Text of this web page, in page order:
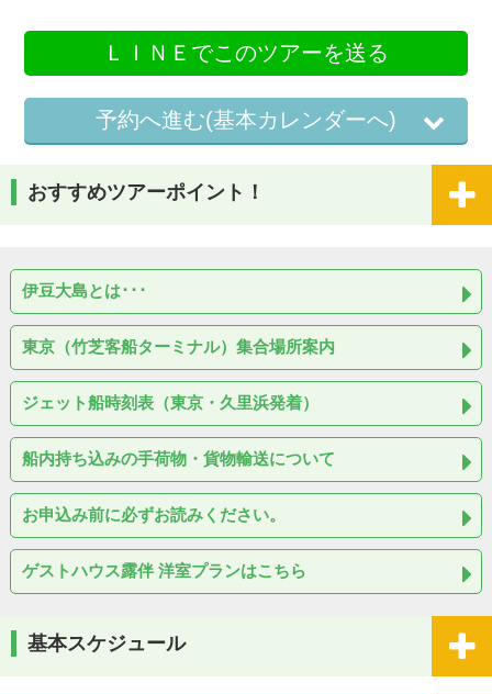
ＬＩＮＥでこのツアーを送る
予約へ進む(基本カレンダーへ)
おすすめツアーポイント！
伊豆大島とは･･･
東京（竹芝客船ターミナル）集合場所案内
ジェット船時刻表（東京・久里浜発着）
船内持ち込みの手荷物・貨物輸送について
お申込み前に必ずお読みください。
ゲストハウス露伴 洋室プランはこちら
基本スケジュール